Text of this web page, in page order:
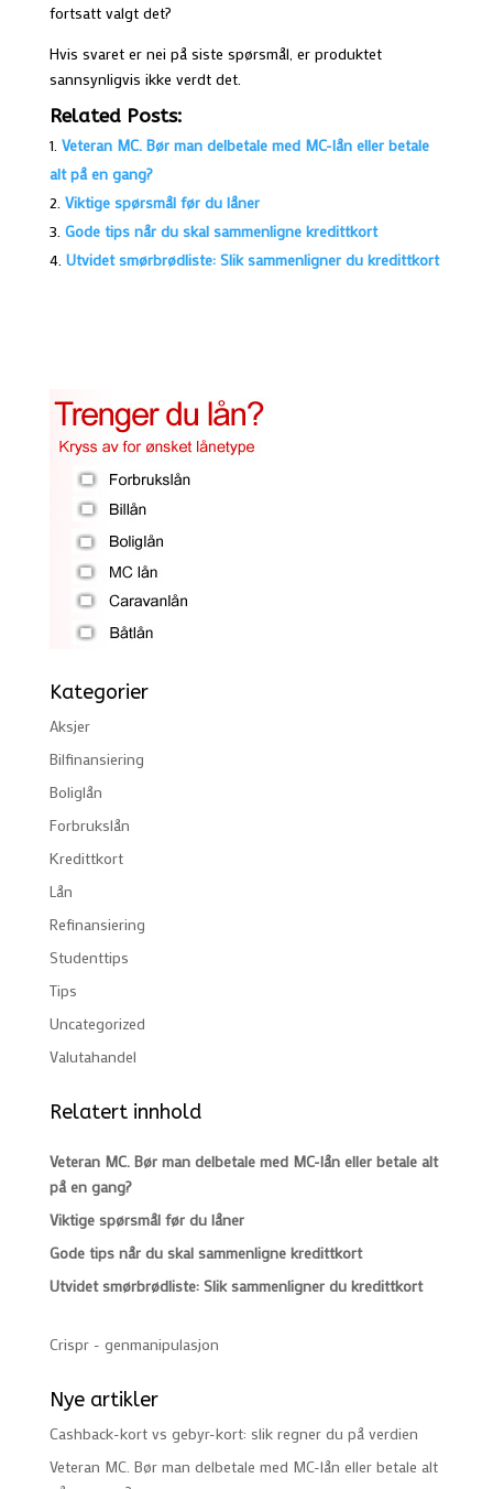
fortsatt valgt det?
Hvis svaret er nei på siste spørsmål, er produktet
sannsynligvis ikke verdt det.
Related Posts:
Veteran MC. Bør man delbetale med MC-lån eller betale
alt på en gang?
Viktige spørsmål før du låner
Gode tips når du skal sammenligne kredittkort
Utvidet smørbrødliste: Slik sammenligner du kredittkort
Kategorier
Aksjer
Bilfinansiering
Boliglån
Forbrukslån
Kredittkort
Lån
Refinansiering
Studenttips
Tips
Uncategorized
Valutahandel
Relatert innhold
Veteran MC. Bør man delbetale med MC-lån eller betale alt
på en gang?
Viktige spørsmål før du låner
Gode tips når du skal sammenligne kredittkort
Utvidet smørbrødliste: Slik sammenligner du kredittkort
Crispr - genmanipulasjon
Nye artikler
Cashback-kort vs gebyr-kort: slik regner du på verdien
Veteran MC. Bør man delbetale med MC-lån eller betale alt